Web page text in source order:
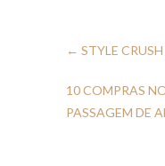
← STYLE
10 COMPRAS
PASSAGEM DE